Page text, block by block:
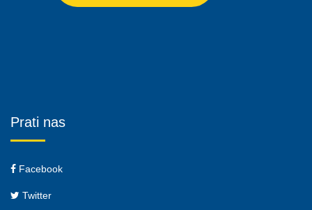
Prati nas
Facebook
Twitter